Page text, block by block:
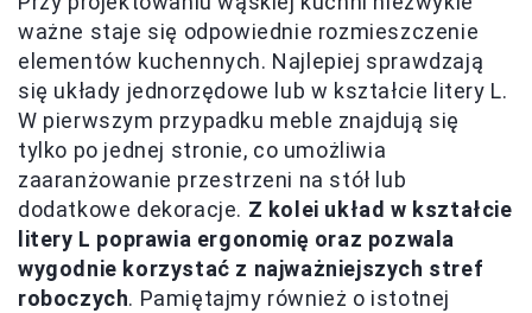
ważne staje się odpowiednie rozmieszczenie
elementów kuchennych. Najlepiej sprawdzają
się układy jednorzędowe lub w kształcie litery L.
W pierwszym przypadku meble znajdują się
tylko po jednej stronie, co umożliwia
zaaranżowanie przestrzeni na stół lub
dodatkowe dekoracje. Z kolei układ w kształcie
litery L poprawia ergonomię oraz pozwala
wygodnie korzystać z najważniejszych stref
roboczych. Pamiętajmy również o istotnej